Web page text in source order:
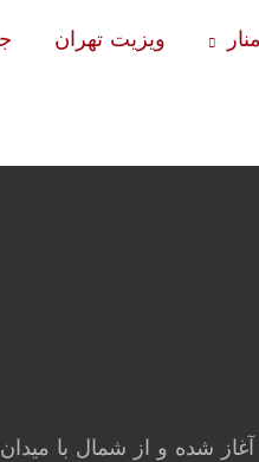
ویزیت تهران
شده و از شمال با